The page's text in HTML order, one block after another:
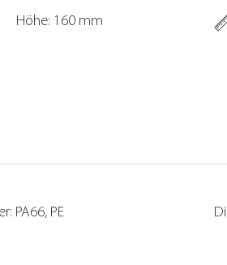
Höhe: 160 mm
PA66, PE